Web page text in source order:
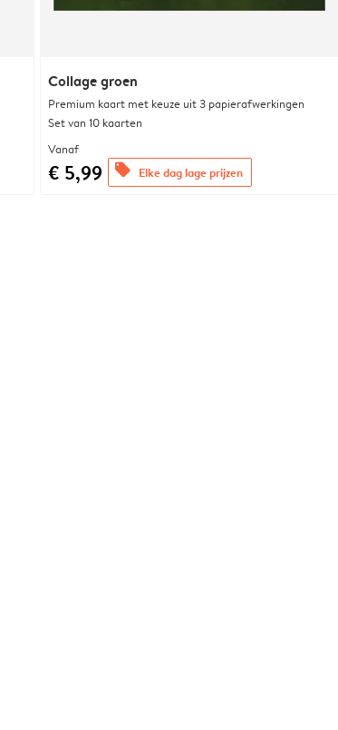
Collage groen
Premium kaart met keuze uit 3 papierafwerkingen
Set van 10 kaarten
Vanaf
€ 5,99 offers Elke dag lage prijzen